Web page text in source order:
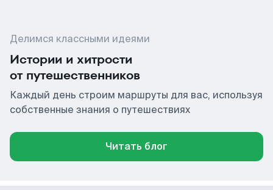
Делимся классными идеями
Истории и хитрости
от путешественников
Каждый день строим маршруты для вас, используя
собственные знания о путешествиях
Читать блог